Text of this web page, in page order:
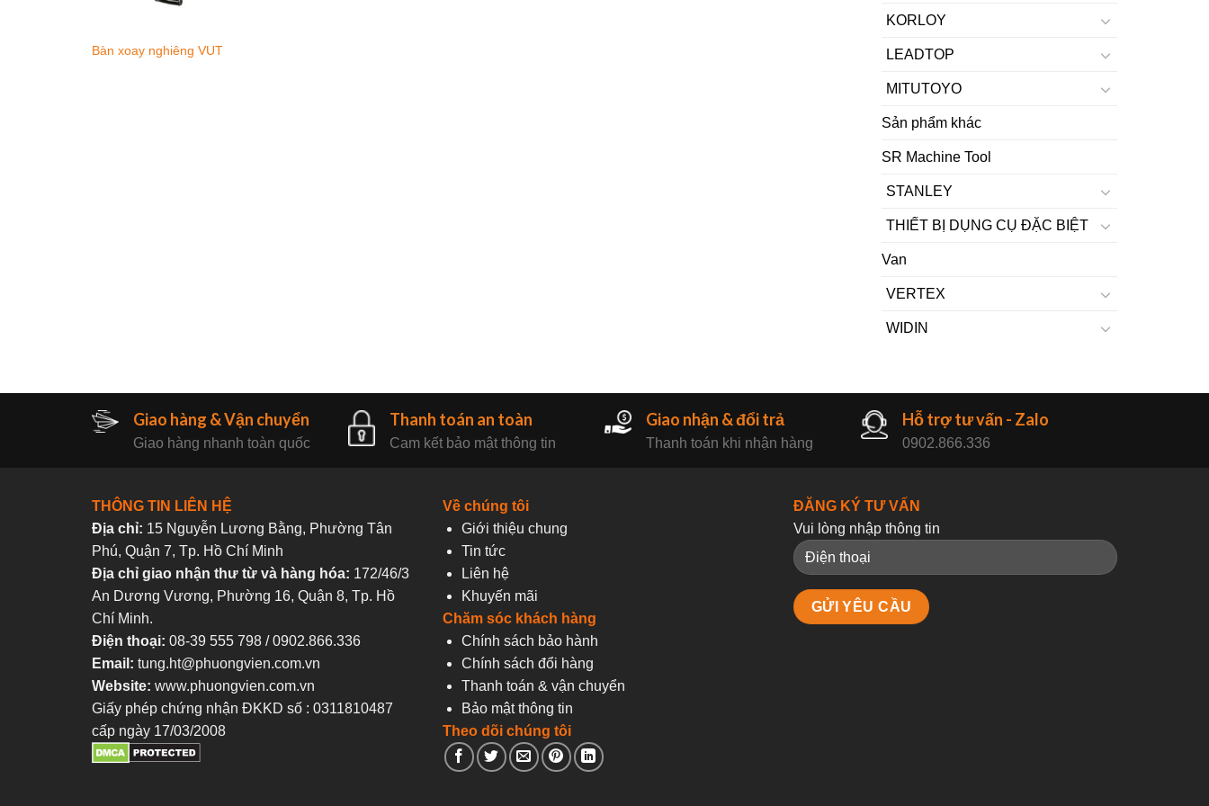
Bàn xoay nghiêng VUT
KORLOY
LEADTOP
MITUTOYO
Sản phẩm khác
SR Machine Tool
STANLEY
THIẾT BỊ DỤNG CỤ ĐẶC BIỆT
Van
VERTEX
WIDIN
Giao hàng & Vận chuyển
Giao hàng nhanh toàn quốc
Thanh toán an toàn
Cam kết bảo mật thông tin
Giao nhận & đổi trả
Thanh toán khi nhận hàng
Hỗ trợ tư vấn - Zalo
0902.866.336
THÔNG TIN LIÊN HỆ
Địa chỉ: 15 Nguyễn Lương Bằng, Phường Tân
Phú, Quận 7, Tp. Hồ Chí Minh
Địa chỉ giao nhận thư từ và hàng hóa: 172/46/3
An Dương Vương, Phường 16, Quận 8, Tp. Hồ
Chí Minh.
Điện thoại: 08-39 555 798 / 0902.866.336
Email: tung.ht@phuongvien.com.vn
Website: www.phuongvien.com.vn
Giấy phép chứng nhận ĐKKD số : 0311810487
cấp ngày 17/03/2008
Về chúng tôi
Giới thiệu chung
Tin tức
Liên hệ
Khuyến mãi
Chăm sóc khách hàng
Chính sách bảo hành
Chính sách đổi hàng
Thanh toán & vận chuyển
Bảo mật thông tin
Theo dõi chúng tôi
ĐĂNG KÝ TƯ VẤN
Vui lòng nhập thông tin